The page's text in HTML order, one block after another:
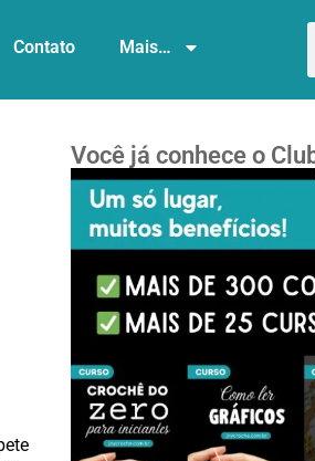
Contato Mais…
Você já conhece o